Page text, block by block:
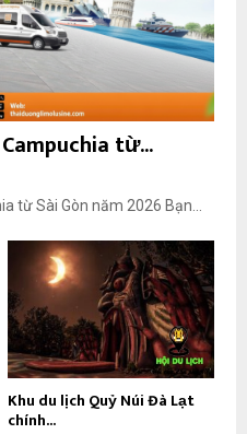
từ...
từ Sài Gòn năm 2026 Bạn...
Khu du lịch Quỷ Núi Đà Lạt
chính...